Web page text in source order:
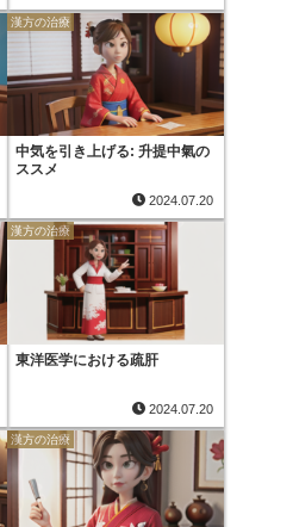
漢方の治療
中気を引き上げる: 升提中氣の
ススメ
2024.07.20
漢方の治療
東洋医学における疏肝
2024.07.20
漢方の治療